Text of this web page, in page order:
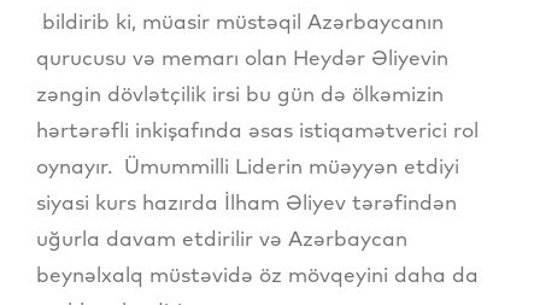
bildirib ki, müasir müstəqil Azərbaycanın
qurucusu və memarı olan Heydər Əliyevin
zəngin dövlətçilik irsi bu gün də ölkəmizin
hərtərəfli inkişafında əsas istiqamətverici rol
oynayır. Ümummilli Liderin müəyyən etdiyi
siyasi kurs hazırda İlham Əliyev tərəfindən
uğurla davam etdirilir və Azərbaycan
beynəlxalq müstəvidə öz mövqeyini daha da